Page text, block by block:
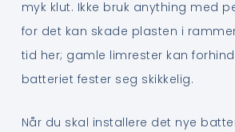
myk klut. Ikke bruk anything med
for det kan skade plasten i
tid her; gamle limrester kan
batteriet fester seg skikkelig.
Når du skal installere det nye